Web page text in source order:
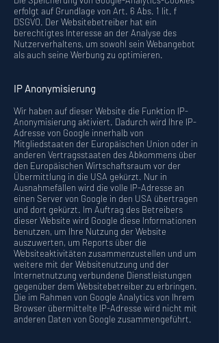
erfolgt auf Grundlage von Art. 6 Abs. 1 lit. f
DSGVO. Der Websitebetreiber hat ein
berechtigtes Interesse an der Analyse des
Nutzerverhaltens, um sowohl sein Webangebot
als auch seine Werbung zu optimieren.
IP Anonymisierung
Wir haben auf dieser Website die Funktion IP-
Anonymisierung aktiviert. Dadurch wird Ihre IP-
Adresse von Google innerhalb von
Mitgliedstaaten der Europäischen Union oder in
anderen Vertragsstaaten des Abkommens über
den Europäischen Wirtschaftsraum vor der
Übermittlung in die USA gekürzt. Nur in
Ausnahmefällen wird die volle IP-Adresse an
einen Server von Google in den USA übertragen
und dort gekürzt. Im Auftrag des Betreibers
dieser Website wird Google diese Informationen
benutzen, um Ihre Nutzung der Website
auszuwerten, um Reports über die
Websiteaktivitäten zusammenzustellen und um
weitere mit der Websitenutzung und der
Internetnutzung verbundene Dienstleistungen
gegenüber dem Websitebetreiber zu erbringen.
Die im Rahmen von Google Analytics von Ihrem
Browser übermittelte IP-Adresse wird nicht mit
anderen Daten von Google zusammengeführt.